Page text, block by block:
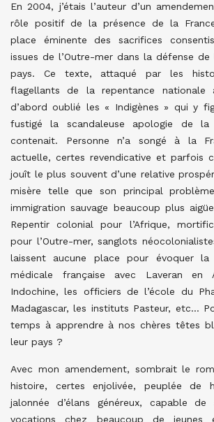
En 2004, j’étais l’auteur d’un
rôle positif de la présence de la
place éminente des sacrifices
issues de l’Outre-mer dans la défense
pays. Ce texte, attaqué par les
flagellants de la repentance
d’abord oublié les « Indigènes » qui y
fustigé la scandaleuse apologie de la
contenait. Personne n’a songé à la
actuelle, certes revendicative et parfois
jouît le plus souvent d’une relative
misère telle que son principal
immigration sauvage beaucoup plus
Repentir colonial pour l’Afrique,
pour l’Outre-mer, sanglots
laissent aucune place pour évoquer la
médicale française avec Laveran en
Indochine, les officiers de l’école du
Madagascar, les instituts Pasteur, etc…
temps à apprendre à nos chères têtes
leur pays ?
Avec mon amendement, sombrait le
histoire, certes enjolivée, peuplée de
jalonnée d’élans généreux, capable
vocations chez beaucoup de